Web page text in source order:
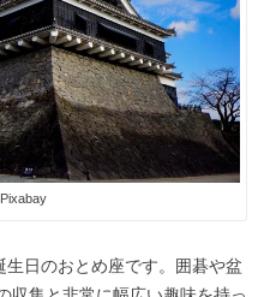
日のおとめ座です。囲碁や盆